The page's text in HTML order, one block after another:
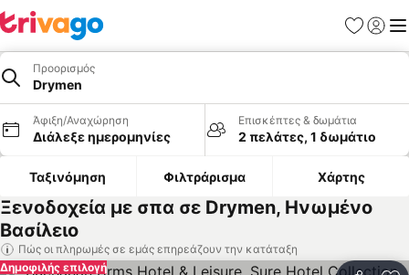
Προορισμός
Drymen
Άφιξη/Αναχώρηση
Διάλεξε ημερομηνίες
Επισκέπτες & δωμάτια
2 πελάτες, 1 δωμάτιο
Ταξινόμηση Φιλτράρισμα Χάρτης
Ξενοδοχεία με σπα σε Drymen, Ηνωμένο
Βασίλειο
Πώς οι πληρωμές σε εμάς επηρεάζουν την κατάταξη
Δημοφιλής επιλογή